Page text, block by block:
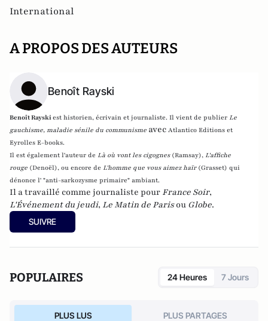
International
A PROPOS DES AUTEURS
Benoît Rayski
Benoît Rayskiest historien, écrivain et journaliste. Il vient de publier Le
gauchisme, maladie sénile du communisme avec Atlantico Editions et
Eyrolles E-books.
Il est également l'auteur de Là où vont les cigognes (Ramsay), L'affiche
rouge (Denoël), ou encore de L'homme que vous aimez haïr (Grasset) qui
dénonce l' "anti-sarkozysme primaire" ambiant.
Il a travaillé comme journaliste pour France Soir,
L'Événement du jeudi, Le Matin de Parisou Globe.
SUIVRE
POPULAIRES 24 Heures 7 Jours
PLUS LUS PLUS PARTAGES